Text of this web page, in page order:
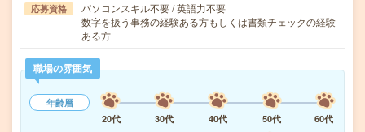
応募資格
パソコンスキル不要 / 英語力不要
数字を扱う事務の経験ある方もしくは書類チェックの経験
ある方
職場の雰囲気
年齢層
20代
30代 40代 50代
60代